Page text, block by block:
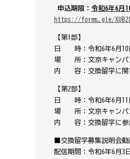
申込期限： 令和 6年6月
https://forms.gle/
【第1部】
日 時：令和6年6月10
場 所：文京キャンパ
内 容：交換留学に関
【第2部】
日 時：令和6年6月11
場 所：文京キャンパ
内 容：交換留学に参
■交換留学募集説明会動
配信期間：令和6年6月3